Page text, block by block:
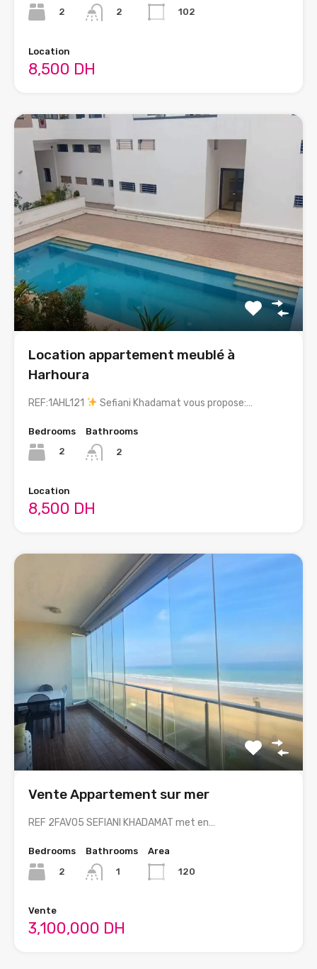
2
2
102
Location
8,500 DH
Location appartement meublé à
Harhoura
REF:1AHL121 Sefiani Khadamat vous propose:…
Bedrooms
2
Bathrooms
2
Location
8,500 DH
Vente Appartement sur mer
REF 2FAV05 SEFIANI KHADAMAT met en…
Bedrooms
2
Bathrooms
1
Area
120
Vente
3,100,000 DH